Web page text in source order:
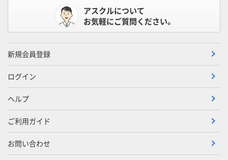
アスクルについて
お気軽にご質問ください。
新規会員登録
ログイン
ヘルプ
ご利用ガイド
お問い合わせ